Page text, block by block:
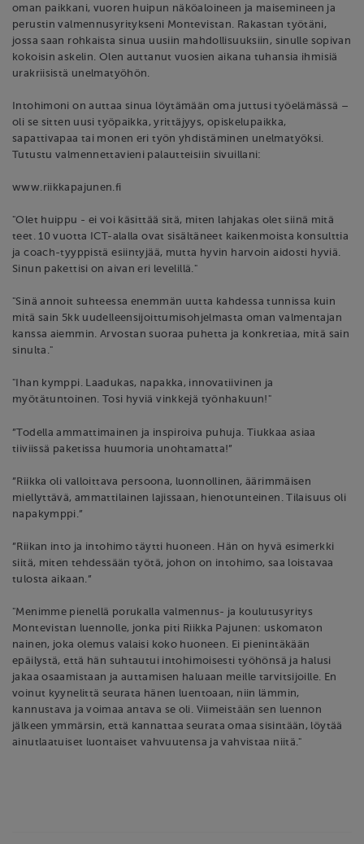
oman paikkani, vuoren huipun näköaloineen ja maisemineen ja
perustin valmennusyritykseni Montevistan. Rakastan työtäni,
jossa saan rohkaista sinua uusiin mahdollisuuksiin, sinulle sopivan
kokoisin askelin. Olen auttanut vuosien aikana tuhansia ihmisiä
urakriisistä unelmatyöhön.
Intohimoni on auttaa sinua löytämään oma juttusi työelämässä –
oli se sitten uusi työpaikka, yrittäjyys, opiskelupaikka,
sapattivapaa tai monen eri työn yhdistäminen unelmatyöksi.
Tutustu valmennettavieni palautteisiin sivuillani:
www.riikkapajunen.fi
"Olet huippu - ei voi käsittää sitä, miten lahjakas olet siinä mitä
teet. 10 vuotta ICT-alalla ovat sisältäneet kaikenmoista konsulttia
ja coach-tyyppistä esiintyjää, mutta hyvin harvoin aidosti hyviä.
Sinun pakettisi on aivan eri levelillä."
"Sinä annoit suhteessa enemmän uutta kahdessa tunnissa kuin
mitä sain 5kk uudelleensijoittumisohjelmasta oman valmentajan
kanssa aiemmin. Arvostan suoraa puhetta ja konkretiaa, mitä sain
sinulta."
"Ihan kymppi. Laadukas, napakka, innovatiivinen ja
myötätuntoinen. Tosi hyviä vinkkejä työnhakuun!"
”Todella ammattimainen ja inspiroiva puhuja. Tiukkaa asiaa
tiiviissä paketissa huumoria unohtamatta!”
”Riikka oli valloittava persoona, luonnollinen, äärimmäisen
miellyttävä, ammattilainen lajissaan, hienotunteinen. Tilaisuus oli
napakymppi.”
”Riikan into ja intohimo täytti huoneen. Hän on hyvä esimerkki
siitä, miten tehdessään työtä, johon on intohimo, saa loistavaa
tulosta aikaan.”
"Menimme pienellä porukalla valmennus- ja koulutusyritys
Montevistan luennolle, jonka piti Riikka Pajunen: uskomaton
nainen, joka olemus valaisi koko huoneen. Ei pienintäkään
epäilystä, että hän suhtautui intohimoisesti työhönsä ja halusi
jakaa osaamistaan ja auttamisen haluaan meille tarvitsijoille. En
voinut kyynelittä seurata hänen luentoaan, niin lämmin,
kannustava ja voimaa antava se oli. Viimeistään sen luennon
jälkeen ymmärsin, että kannattaa seurata omaa sisintään, löytää
ainutlaatuiset luontaiset vahvuutensa ja vahvistaa niitä."